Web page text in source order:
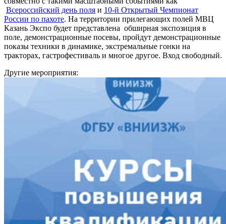
Всероссийский день поля и 10-й Открытый Чемпионат
России по пахоте. На территории прилегающих полей МВЦ
Казань Экспо будет представлена обширная экспозиция в
поле, демонстрационные посевы, пройдут демонстрационные
показы техники в динамике, экстремальные гонки на
тракторах, гастрофестиваль и многое другое. Вход свободный.
Другие мероприятия: